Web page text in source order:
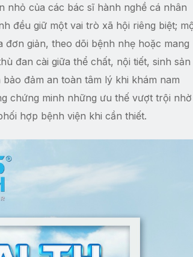
nhỏ của các bác sĩ hành nghề cá nhân
đều giữ một vai trò xã hội riêng biệt;
giản, theo dõi bệnh nhẹ hoặc mang
đan cài giữa thể chất, nội tiết, sinh sản
đảm an toàn tâm lý khi khám nam
chứng minh những ưu thế vượt trội nhờ
hợp bệnh viện khi cần thiết.